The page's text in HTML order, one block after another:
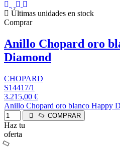
Últimas unidades en stock
Comprar
Anillo Chopard oro
Diamond
CHOPARD
S14417/1
3.215,00 €
Anillo Chopard oro blanco Happy
COMPRAR
Haz tu
oferta